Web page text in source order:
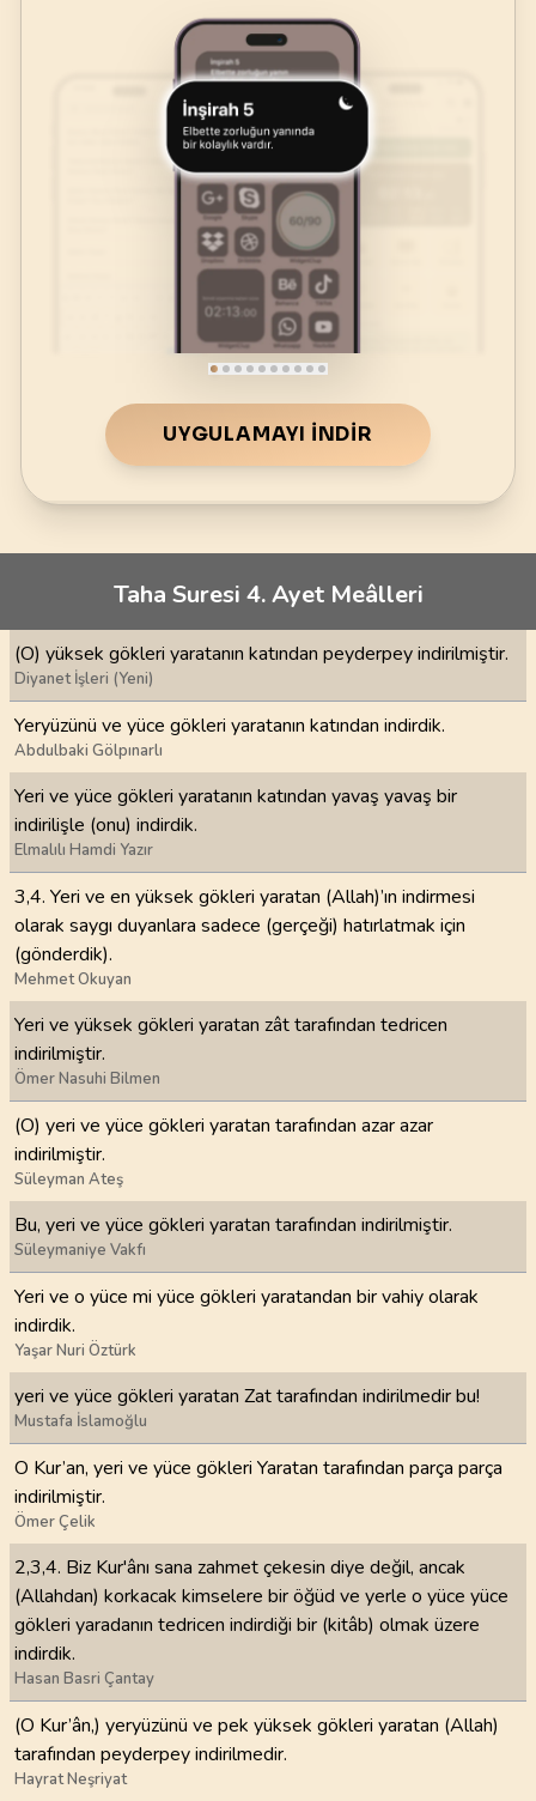
UYGULAMAYI İNDIR
Taha Suresi 4. Ayet Meâlleri
(O) yüksek gökleri yaratanın katından peyderpey indirilmiştir.
Diyanet İşleri (Yeni)
Yeryüzünü ve yüce gökleri yaratanın katından indirdik.
Abdulbaki Gölpınarlı
Yeri ve yüce gökleri yaratanın katından yavaş yavaş bir
indirilişle (onu) indirdik.
Elmalılı Hamdi Yazır
3,4. Yeri ve en yüksek gökleri yaratan (Allah)’ın indirmesi
olarak saygı duyanlara sadece (gerçeği) hatırlatmak için
(gönderdik).
Mehmet Okuyan
Yeri ve yüksek gökleri yaratan zât tarafından tedricen
indirilmiştir.
Ömer Nasuhi Bilmen
(O) yeri ve yüce gökleri yaratan tarafından azar azar
indirilmiştir.
Süleyman Ateş
Bu, yeri ve yüce gökleri yaratan tarafından indirilmiştir.
Süleymaniye Vakfı
Yeri ve o yüce mi yüce gökleri yaratandan bir vahiy olarak
indirdik.
Yaşar Nuri Öztürk
yeri ve yüce gökleri yaratan Zat tarafından indirilmedir bu!
Mustafa İslamoğlu
O Kur’an, yeri ve yüce gökleri Yaratan tarafından parça parça
indirilmiştir.
Ömer Çelik
2,3,4. Biz Kur'ânı sana zahmet çekesin diye değil, ancak
(Allahdan) korkacak kimselere bir öğüd ve yerle o yüce yüce
gökleri yaradanın tedricen indirdiği bir (kitâb) olmak üzere
indirdik.
Hasan Basri Çantay
(O Kur’ân,) yeryüzünü ve pek yüksek gökleri yaratan (Allah)
tarafından peyderpey indirilmedir.
Hayrat Neşriyat